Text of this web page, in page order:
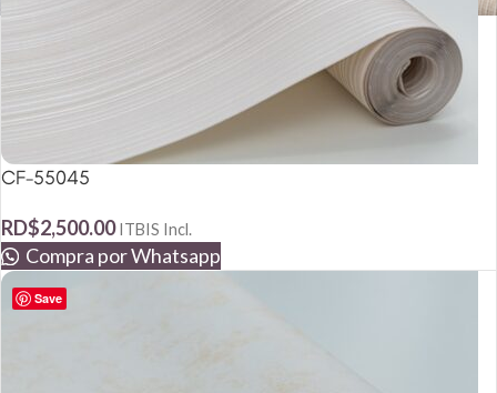
CF-55045
RD$2,500.00 ITBIS Incl.
Compra por Whatsapp
Save